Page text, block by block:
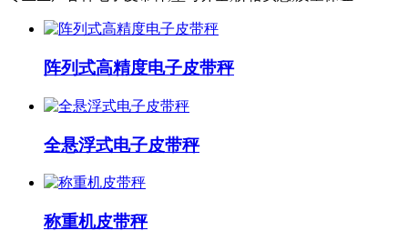
阵列式高精度电子皮带秤
全悬浮式电子皮带秤
称重机皮带秤